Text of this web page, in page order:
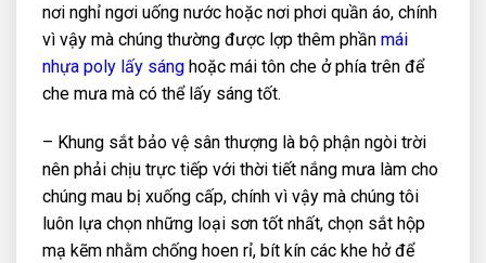
nơi nghỉ ngơi uống nước hoặc nơi phơi quần áo, chính
vì vậy mà chúng thường được lợp thêm phần mái
nhựa poly lấy sáng hoặc mái tôn che ở phía trên để
che mưa mà có thể lấy sáng tốt.
– Khung sắt bảo vệ sân thượng là bộ phận ngòi trời
nên phải chịu trực tiếp với thời tiết nắng mưa làm cho
chúng mau bị xuống cấp, chính vì vậy mà chúng tôi
luôn lựa chọn những loại sơn tốt nhất, chọn sắt hộp
mạ kẽm nhằm chống hoen rỉ, bít kín các khe hở để